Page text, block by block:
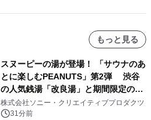
もっと見る
スヌーピーの湯が登場！ 「サウナのあ
とに楽しむPEANUTS」第2弾 渋谷
の人気銭湯「改良湯」と期間限定のコ
ラボレーション サウナイキタイコラ
ボグッズも発売決定！
株式会社ソニー・クリエイティブプロダクツ
31分前